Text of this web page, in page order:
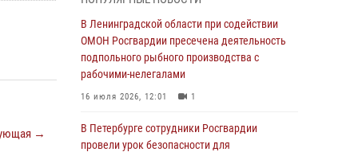
→
вернуться домой
03 августа 2026, 11:51
В Санкт-Петербурге при содействии СОБР
03 августа 2026, 10:15 1
В Ленинградской области при содействии
ОМОН Росгвардии пресечена деятельность
подпольного рыбного производства с
рабочими-нелегалами
16 июля 2026, 12:01 1
В Петербурге сотрудники Росгвардии
провели урок безопасности для